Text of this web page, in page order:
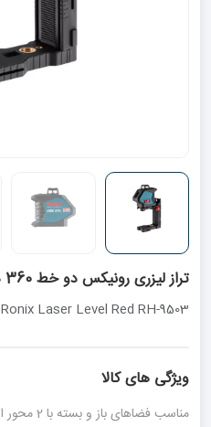
تراز لیزری رونیکس دو خط 360 درجه مدل RH-9503
Ronix Laser Level Red RH-9503
ویژگی های کالا
مناسب فضاهای باز و بسته با 2 محور افقی 360 درجه و عمودی 120 درجه